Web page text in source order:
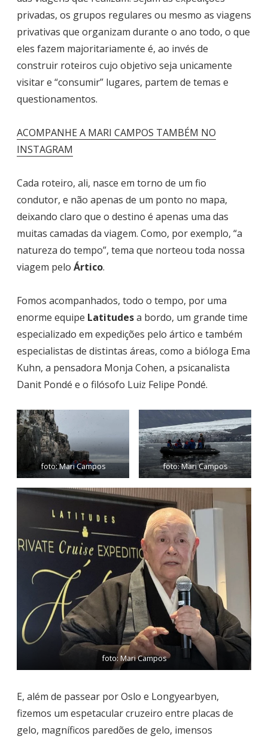
privadas, os grupos regulares ou mesmo as viagens
privativas que organizam durante o ano todo, o que
eles fazem majoritariamente é, ao invés de
construir roteiros cujo objetivo seja unicamente
visitar e “consumir” lugares, partem de temas e
questionamentos.
ACOMPANHE A MARI CAMPOS TAMBÉM NO
INSTAGRAM
Cada roteiro, ali, nasce em torno de um fio
condutor, e não apenas de um ponto no mapa,
deixando claro que o destino é apenas uma das
muitas camadas da viagem. Como, por exemplo, “a
natureza do tempo”, tema que norteou toda nossa
viagem pelo Ártico.
Fomos acompanhados, todo o tempo, por uma
enorme equipe Latitudesa bordo, um grande time
especializado em expedições pelo ártico e também
especialistas de distintas áreas, como a bióloga Ema
Kuhn, a pensadora Monja Cohen, a psicanalista
Danit Pondé e o filósofo Luiz Felipe Pondé.
foto: Mari Campos foto: Mari Campos
foto: Mari Campos
E, além de passear por Oslo e Longyearbyen,
fizemos um espetacular cruzeiro entre placas de
gelo, magníficos paredões de gelo, imensos